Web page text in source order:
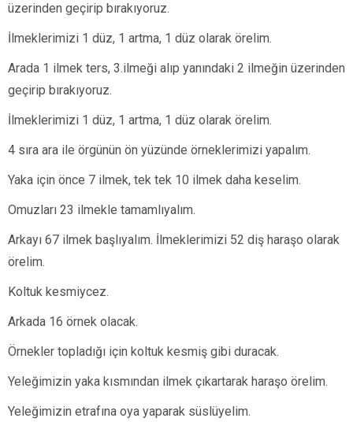
üzerinden geçirip bırakıyoruz.
İlmeklerimizi 1 düz, 1 artma, 1 düz olarak örelim.
Arada 1 ilmek ters, 3.ilmeği alıp yanındaki 2 ilmeğin üzerinden
geçirip bırakıyoruz.
İlmeklerimizi 1 düz, 1 artma, 1 düz olarak örelim.
4 sıra ara ile örgünün ön yüzünde örneklerimizi yapalım.
Yaka için önce 7 ilmek, tek tek 10 ilmek daha keselim.
Omuzları 23 ilmekle tamamlıyalım.
Arkayı 67 ilmek başlıyalım. İlmeklerimizi 52 diş haraşo olarak
örelim.
Koltuk kesmiycez.
Arkada 16 örnek olacak.
Örnekler topladığı için koltuk kesmiş gibi duracak.
Yeleğimizin yaka kısmından ilmek çıkartarak haraşo örelim.
Yeleğimizin etrafına oya yaparak süslüyelim.